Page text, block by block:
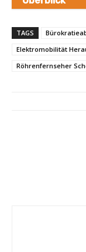
TAGS
Elektromobilität
Röhrenfernseher